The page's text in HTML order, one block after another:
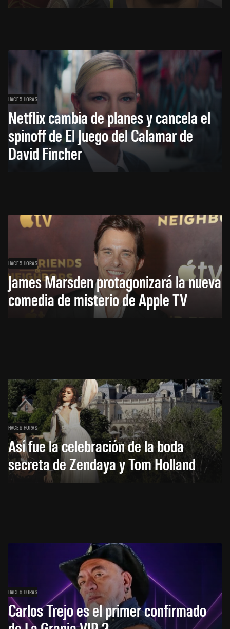
HACE 5 HORAS
Netflix cambia de planes y cancela el
spinoff de El Juego del Calamar de
David Fincher
HACE 5 HORAS
James Marsden protagonizará la nueva
comedia de misterio de Apple TV
HACE 6 HORAS
Así fue la celebración de la boda
secreta de Zendaya y Tom Holland
HACE 6 HORAS
Carlos Trejo es el primer confirmado